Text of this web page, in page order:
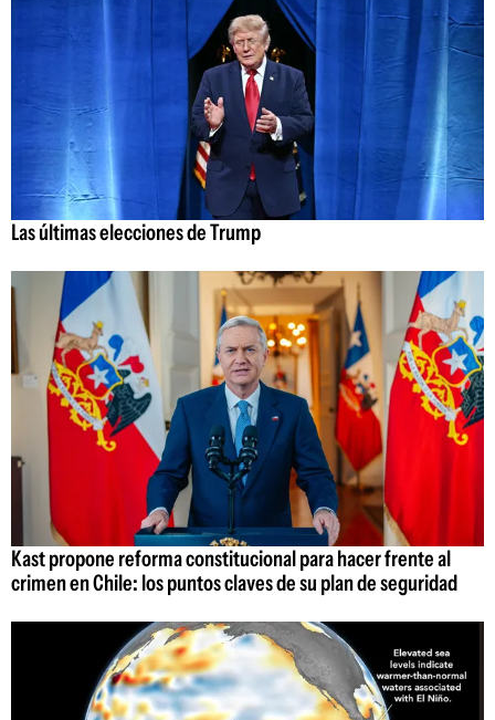
Las últimas elecciones de Trump
Kast propone reforma constitucional para hacer frente al
crimen en Chile: los puntos claves de su plan de seguridad